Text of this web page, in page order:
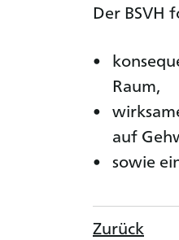
Der BSVH
Raum,
auf
sowie
Zurück